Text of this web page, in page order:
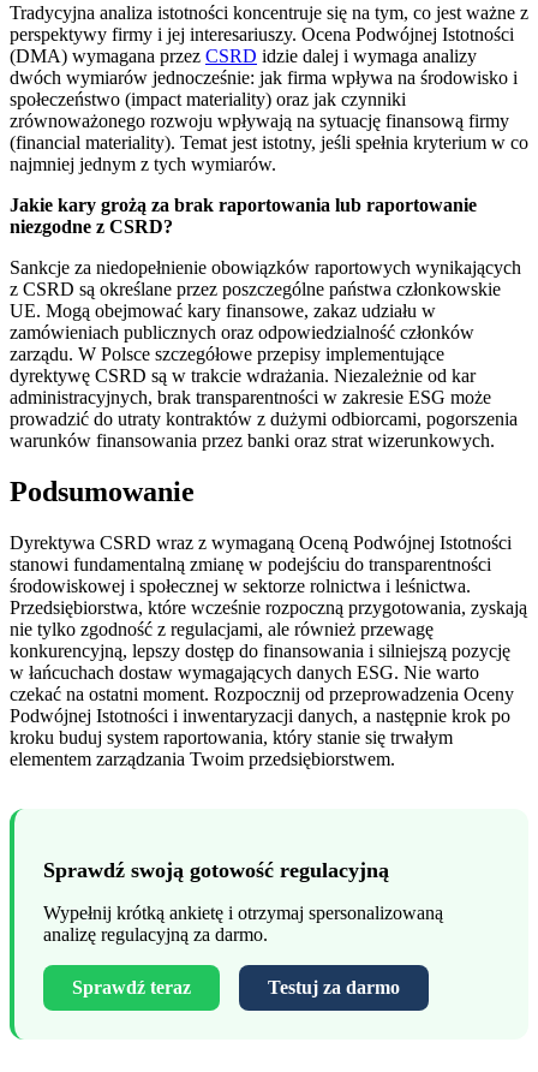
Tradycyjna analiza istotności koncentruje się na tym, co jest ważne z
perspektywy firmy i jej interesariuszy. Ocena Podwójnej Istotności
(DMA) wymagana przez CSRD idzie dalej i wymaga analizy
dwóch wymiarów jednocześnie: jak firma wpływa na środowisko i
społeczeństwo (impact materiality) oraz jak czynniki
zrównoważonego rozwoju wpływają na sytuację finansową firmy
(financial materiality). Temat jest istotny, jeśli spełnia kryterium w co
najmniej jednym z tych wymiarów.
Jakie kary grożą za brak raportowania lub raportowanie
niezgodne z CSRD?
Sankcje za niedopełnienie obowiązków raportowych wynikających
z CSRD są określane przez poszczególne państwa członkowskie
UE. Mogą obejmować kary finansowe, zakaz udziału w
zamówieniach publicznych oraz odpowiedzialność członków
zarządu. W Polsce szczegółowe przepisy implementujące
dyrektywę CSRD są w trakcie wdrażania. Niezależnie od kar
administracyjnych, brak transparentności w zakresie ESG może
prowadzić do utraty kontraktów z dużymi odbiorcami, pogorszenia
warunków finansowania przez banki oraz strat wizerunkowych.
Podsumowanie
Dyrektywa CSRD wraz z wymaganą Oceną Podwójnej Istotności
stanowi fundamentalną zmianę w podejściu do transparentności
środowiskowej i społecznej w sektorze rolnictwa i leśnictwa.
Przedsiębiorstwa, które wcześnie rozpoczną przygotowania, zyskają
nie tylko zgodność z regulacjami, ale również przewagę
konkurencyjną, lepszy dostęp do finansowania i silniejszą pozycję
w łańcuchach dostaw wymagających danych ESG. Nie warto
czekać na ostatni moment. Rozpocznij od przeprowadzenia Oceny
Podwójnej Istotności i inwentaryzacji danych, a następnie krok po
kroku buduj system raportowania, który stanie się trwałym
elementem zarządzania Twoim przedsiębiorstwem.
Sprawdź swoją gotowość regulacyjną
Wypełnij krótką ankietę i otrzymaj spersonalizowaną
analizę regulacyjną za darmo.
Sprawdź teraz Testuj za darmo